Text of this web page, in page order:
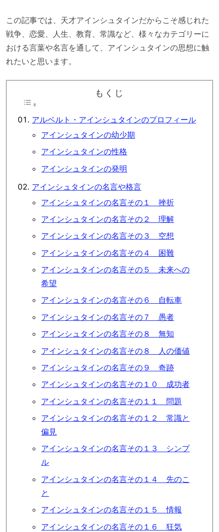
この記事では、天才アインシュタインだからこそ感じれた
戦争、恋愛、人生、教育、常識など、様々なカテゴリーに
おける言葉や名言を通して、アインシュタインの思想に触
れたいと思います。
もくじ
アルベルト・アインシュタインのプロフィール
アインシュタインの幼少期
アインシュタインの性格
アインシュタインの発明
アインシュタインの名言や格言
アインシュタインの名言その１ 挫折
アインシュタインの名言その２ 理解
アインシュタインの名言その３ 空想
アインシュタインの名言その４ 困難
アインシュタインの名言その５ 未来への
希望
アインシュタインの名言その６ 自転車
アインシュタインの名言その７ 愚者
アインシュタインの名言その８ 無知
アインシュタインの名言その８ 人の価値
アインシュタインの名言その９ 奇跡
アインシュタインの名言その１０ 成功者
アインシュタインの名言その１１ 問題
アインシュタインの名言その１２ 常識と
偏見
アインシュタインの名言その１３ シンプ
ル
アインシュタインの名言その１４ 先のこ
と
アインシュタインの名言その１５ 情報
アインシュタインの名言その１６ 狂気